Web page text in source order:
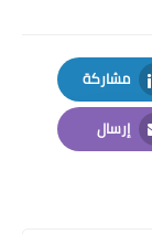
مشاركة
LinkedIn
إرسال
Email